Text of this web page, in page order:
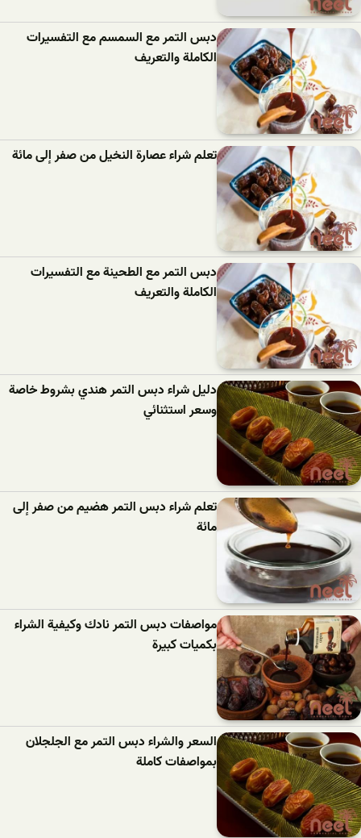
دبس التمر مع السمسم مع التفسيرات
الكاملة والتعريف
تعلم شراء عصارة النخيل من صفر إلى مائة
دبس التمر مع الطحينة مع التفسيرات
الكاملة والتعريف
دليل شراء دبس التمر هندي بشروط خاصة
وسعر استثنائي
تعلم شراء دبس التمر هضيم من صفر إلى
مائة
مواصفات دبس التمر نادك وكيفية الشراء
بكميات كبيرة
السعر والشراء دبس التمر مع الجلجلان
بمواصفات كاملة